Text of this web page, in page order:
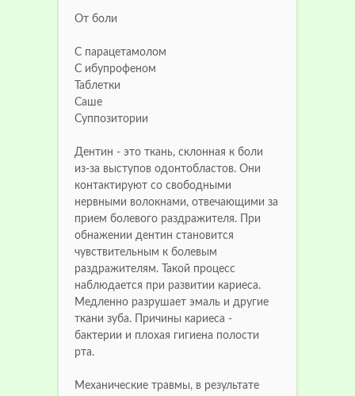
От боли
С парацетамолом
С ибупрофеном
Таблетки
Саше
Суппозитории
Дентин - это ткань, склонная к боли
из-за выступов одонтобластов. Они
контактируют со свободными
нервными волокнами, отвечающими за
прием болевого раздражителя. При
обнажении дентин становится
чувствительным к болевым
раздражителям. Такой процесс
наблюдается при развитии кариеса.
Медленно разрушает эмаль и другие
ткани зуба. Причины кариеса -
бактерии и плохая гигиена полости
рта.
Механические травмы, в результате